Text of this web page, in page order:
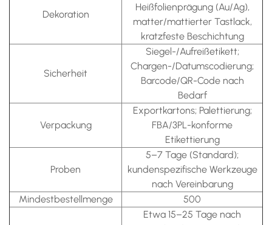
Dekoration
Heißfolienprägung (Au/Ag),
matter/mattierter Tastlack,
kratzfeste Beschichtung
Sicherheit
Siegel-/Aufreißetikett;
Chargen-/Datumscodierung;
Barcode/QR-Code nach
Bedarf
Verpackung
Exportkartons; Palettierung;
FBA/3PL-konforme
Etikettierung
Proben
5–7 Tage (Standard);
kundenspezifische Werkzeuge
nach Vereinbarung
Mindestbestellmenge
500
Etwa 15–25 Tage nach